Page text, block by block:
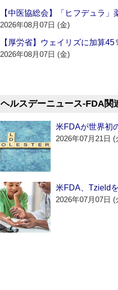
【中医協総会】「ヒフデュラ
2026年08月07日 (金)
【厚労省】ウェイリズに加算
2026年08月07日 (金)
ヘルスデーニュース‐FDA関
米FDAが世界初
2026年07月21日 (
米FDA、Tzield
2026年07月07日 (